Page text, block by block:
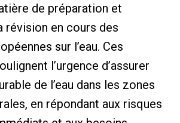
de préparation et
révision en cours des
sur l’eau. Ces
l’urgence d’assurer
de l’eau dans les zones
en répondant aux risques